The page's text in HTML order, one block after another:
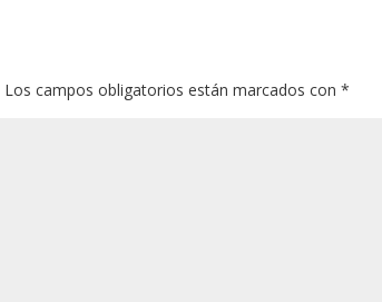
Los campos obligatorios están marcados con*